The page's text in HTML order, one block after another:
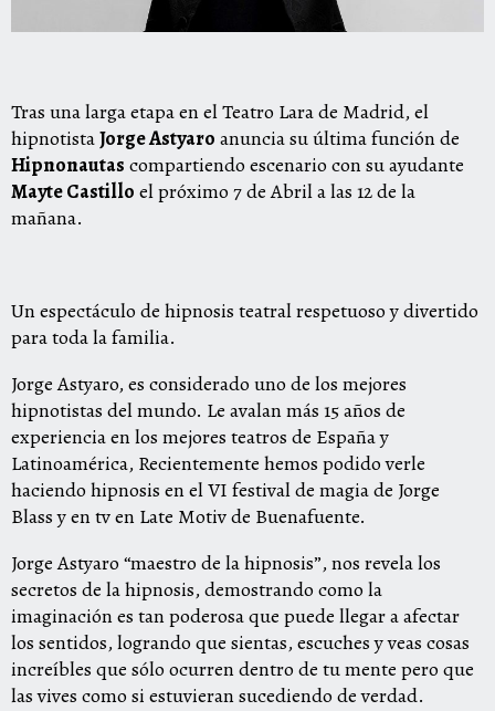
Tras una larga etapa en el Teatro Lara de Madrid, el
hipnotistaJorge Astyaro anuncia su última función de
Hipnonautas compartiendo escenario con su ayudante
Mayte Castillo el próximo 7 de Abril a las 12 de la
mañana.
Un espectáculo de hipnosis teatral respetuoso y divertido
para toda la familia.
Jorge Astyaro, es considerado uno de los mejores
hipnotistas del mundo. Le avalan más 15 años de
experiencia en los mejores teatros de España y
Latinoamérica, Recientemente hemos podido verle
haciendo hipnosis en el VI festival de magia de Jorge
Blass y en tv en Late Motiv de Buenafuente.
Jorge Astyaro “maestro de la hipnosis”, nos revela los
secretos de la hipnosis, demostrando como la
imaginación es tan poderosa que puede llegar a afectar
los sentidos, logrando que sientas, escuches y veas cosas
increíbles que sólo ocurren dentro de tu mente pero que
las vives como si estuvieran sucediendo de verdad.